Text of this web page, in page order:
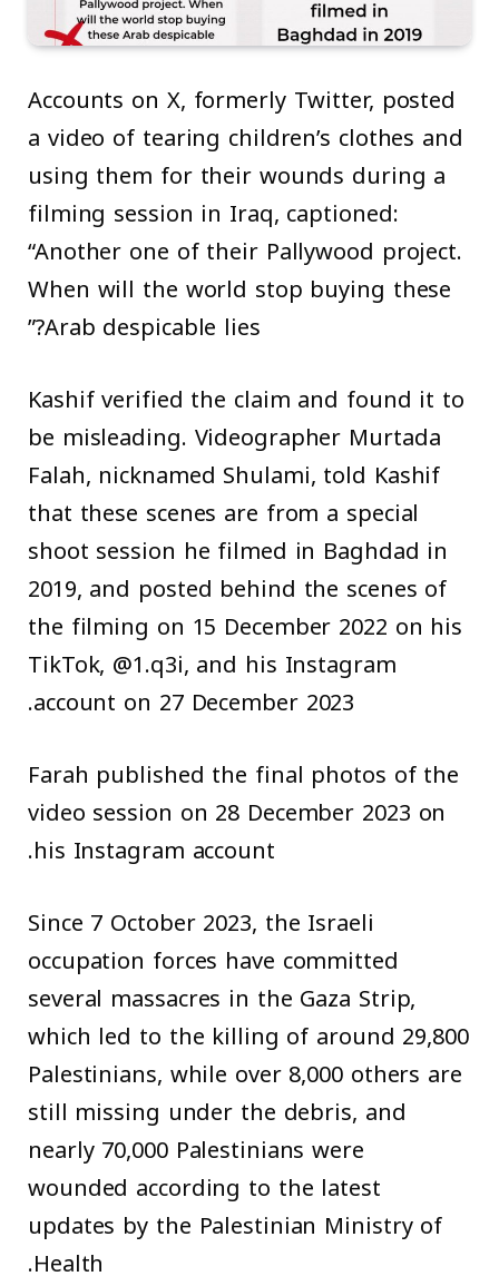
Accounts on X, formerly Twitter, posted
a video of tearing children’s clothes and
using them for their wounds during a
filming session in Iraq, captioned:
“Another one of their Pallywood project.
When will the world stop buying these
Arab despicable lies?”
Kashif verified the claim and found it to
be misleading. Videographer Murtada
Falah, nicknamed Shulami, told Kashif
that these scenes are from a special
shoot session he filmed in Baghdad in
2019, and posted behind the scenes of
the filming on 15 December 2022 on his
TikTok, @1.q3i, and his Instagram
account on 27 December 2023.
Farah published the final photos of the
video session on 28 December 2023 on
his Instagram account.
Since 7 October 2023, the Israeli
occupation forces have committed
several massacres in the Gaza Strip,
which led to the killing of around 29,800
Palestinians, while over 8,000 others are
still missing under the debris, and
nearly 70,000 Palestinians were
wounded according to the latest
updates by the Palestinian Ministry of
Health.